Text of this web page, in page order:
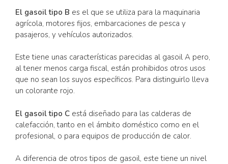
El gasoil tipo B es el que se utiliza para la maquinaria
agrícola, motores fijos, embarcaciones de pesca y
pasajeros, y vehículos autorizados.
Este tiene unas características parecidas al gasoil A pero,
al tener menos carga fiscal, están prohibidos otros usos
que no sean los suyos específicos. Para distinguirlo lleva
un colorante rojo.
El gasoil tipo C está diseñado para las calderas de
calefacción, tanto en el ámbito doméstico como en el
profesional, o para equipos de producción de calor.
A diferencia de otros tipos de gasoil, este tiene un nivel